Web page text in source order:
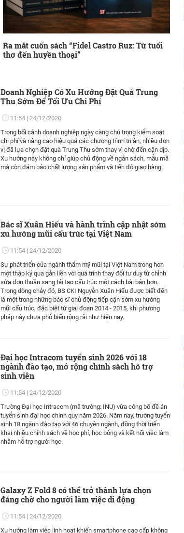
Ra mắt cuốn sách “Fidel Castro Ruz: Từ tuổi
thơ đến huyền thoại”
Doanh Nghiệp Có Xu Hướng Đặt Quà Trung
Thu Sớm Để Tối Ưu Chi Phí
11:54
24/12/2020
Trong bối cảnh doanh nghiệp ngày càng chú trọng kiểm soát
chi phí và nâng cao hiệu quả các chương trình tri ân, nhiều đơn
vị đã lựa chọn đặt quà Trung Thu sớm thay vì chờ đến cận dịp.
Xu hướng này không chỉ giúp chủ động về ngân sách, mẫu mã
mà còn đảm bảo chất lượng sản phẩm và tiến độ giao hàng.
Bác sĩ Xuân Hiếu và hành trình cập nhật sớm
xu hướng mũi cấu trúc tại Việt Nam
11:54
24/12/2020
Sự phát triển của ngành thẩm mỹ mũi tại Việt Nam trong hơn
một thập kỷ qua gắn liền với quá trình thay đổi tư duy từ chỉnh
sửa đơn thuần sang tái tạo cấu trúc một cách bài bản hơn.
Trong dòng chảy đó, BS CKI Nguyễn Xuân Hiếu được biết đến
là một trong những bác sĩ chủ động tiếp cận sớm xu hướng
mũi cấu trúc, đặc biệt từ giai đoạn 2014 - 2015, khi phương
pháp này chưa phổ biến rộng rãi như hiện nay.
Đại học Intracom tuyển sinh 2026 với 18
ngành đào tạo, mở rộng chính sách hỗ trợ
sinh viên
11:54
24/12/2020
Trường Đại học Intracom (mã trường: INU) vừa công bố đề án
tuyển sinh đại học chính quy năm 2026. Năm nay, trường tuyển
sinh 18 ngành đào tạo với 46 chuyên ngành, đồng thời triển
khai nhiều chính sách về học phí, học bổng và kết nối việc làm
nhằm hỗ trợ người học.
Galaxy Z Fold 8 có thể trở thành lựa chọn
đáng chờ cho người làm việc di động
11:54
24/12/2020
Xu hướng làm việc linh hoạt khiến smartphone cao cấp không